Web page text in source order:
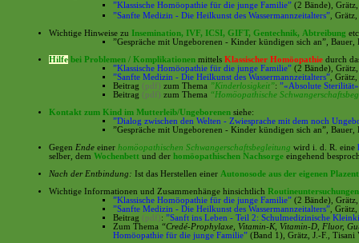
”Klassische Homöopathie für die junge Familie” (2 Bände),
”Sanfte Medizin - Die Heilkunst des Wassermannzeitalters” Grätz,
Wichtige Hinweise zu Insemination, IVF, ICSI, GIFT, Gentechnik, Abtreibung
”Gespräche mit Ungeborenen - Kinder kündigen sich an” ,
Hilfe bei Problemen / Komplikationen mittels Klassischer Homöopathie durch
”Klassische Homöopathie für die junge Familie” (2 Bände),
”Sanfte Medizin - Die Heilkunst des Wassermannzeitalters” Grätz,
Beitrag (pdf) zum Thema ”Kinderlosigkeit”: ”«Absolute
Beitrag (pdf) zum Thema “Homöopathische
Kontakt zum Kind im Mutterleib/Ungeborenen siehe:
”Dialog zwischen den Welten - Zwiesprache mit dem noch
”Gespräche mit Ungeborenen - Kinder kündigen sich an” ,
Gegen Ende einer homöopathischen Schwangerschaftsbegleitung wird i. d. R. eine
selber, dem Wochenbett und der homöopathischen Nachsorge eingehend
Nach der Entbindung: Ist das Herstellen einer Autonosode aus der eigenen
Wichtige Informationen und Zusammenhänge hinsichtlich
”Klassische Homöopathie für die junge Familie” (2 Bände),
”Sanfte Medizin - Die Heilkunst des Wassermannzeitalters” Grätz,
Beitrag (pdf): ”Sanft ins Leben - Teil 2: Schulmedizinische
Zum Thema “Credé-Prophylaxe, Vitamin-K, Vitamin-D, Fluor,
Homöopathie für die junge Familie” (Band 1), Grätz, J.-F., Tisani